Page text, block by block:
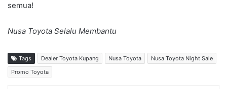
semua!
Nusa Toyota Selalu Membantu
Tags Dealer Toyota Kupang Nusa Toyota
Nusa Toyota Night Sale
Promo Toyota